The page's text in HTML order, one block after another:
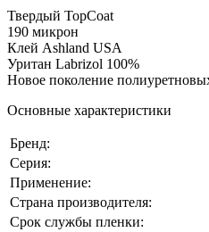
Твердый TopCoat
190 микрон
Клей Ashland USA
Уритан Labrizol 100%
Новое поколение
Основные характеристики
Бренд:
Серия:
Применение:
Страна производителя:
Срок службы пленки: